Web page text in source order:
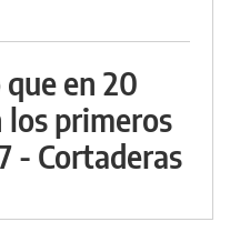
en 20
los primeros
- Cortaderas